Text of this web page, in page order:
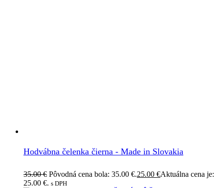
Hodvábna čelenka čierna - Made in Slovakia
35.00€ Pôvodná cena bola: 35.00 €.25.00 €Aktuálna cena je:
25.00 €. s DPH